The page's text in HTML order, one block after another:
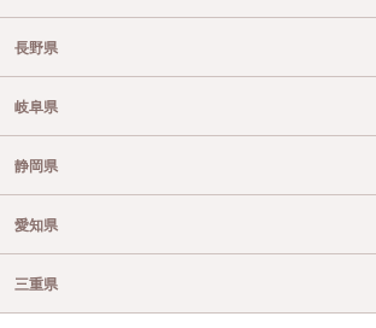
長野県
岐阜県
静岡県
愛知県
三重県